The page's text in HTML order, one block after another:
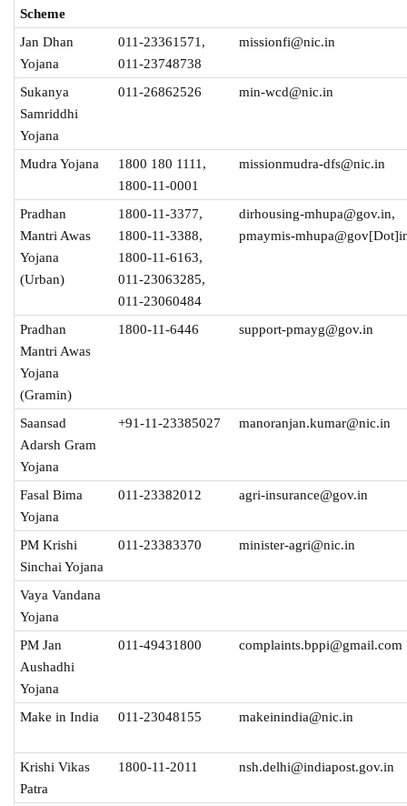
Scheme
Jan Dhan
Yojana
011-23361571,
011-23748738
missionfi@nic.in
Sukanya
Samriddhi
Yojana
011-26862526 min-wcd@nic.in
Mudra Yojana
1800 180 1111,
1800-11-0001
missionmudra-dfs@nic.in
Pradhan
Mantri Awas
Yojana
(Urban)
1800-11-3377,
1800-11-3388,
1800-11-6163,
011-23063285,
011-23060484
dirhousing-mhupa@gov.in,
pmaymis-
Pradhan
Mantri Awas
Yojana
(Gramin)
1800-11-6446 support-pmayg@gov.in
Saansad
Adarsh Gram
Yojana
+91-11-23385027 manoranjan.kumar@nic.in
Fasal Bima
Yojana
011-23382012 agri-insurance@gov.in
PM Krishi
Sinchai Yojana
011-23383370 minister-agri@nic.in
Vaya Vandana
Yojana
PM Jan
Aushadhi
Yojana
011-49431800 complaints.bppi@gmail.com
Make in India 011-23048155 makeinindia@nic.in
Krishi Vikas
Patra
1800-11-2011 nsh.delhi@indiapost.gov.in